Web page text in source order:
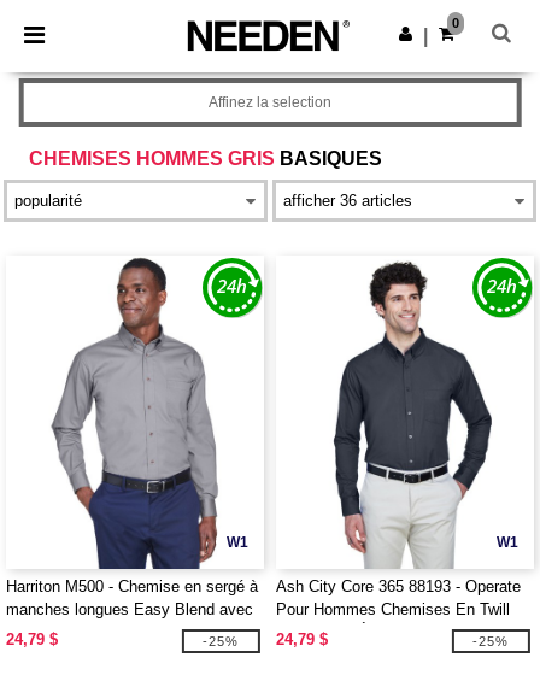
× Appli Needen
Meilleurs prix sur l’app !
Obtenir l'appli
0
CHEMISES HOMMES GRIS BASIQUES
Affinez la selection
W1
Harriton M500 - Chemise en sergé à
manches longues Easy Blend avec
traitement anti-taches
24,79 $ -25%
W1
Ash City Core 365 88193 - Operate
Pour Hommes Chemises En Twill
Core 365™ À Manches Longues
24,79 $ -25%